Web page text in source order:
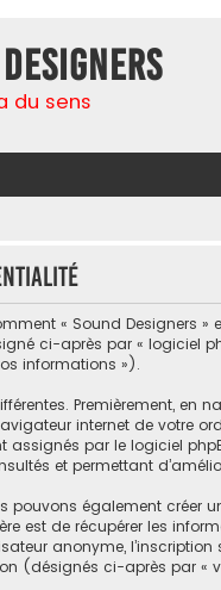
du sens
« Sound Designers »
ci-après par « logiciel
informations »).
Premièrement, en
internet de votre
par le logiciel
et permettant
pouvons également
est de récupérer les
anonyme,
(désignés ci-après par «